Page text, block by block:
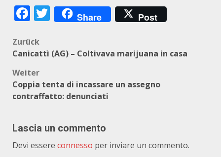
Facebook
Twitter
Share Post
Beitragsnavigation
Zurück
Canicattì (AG) – Coltivava marijuana in casa
Weiter
Coppia tenta di incassare un assegno
contraffatto: denunciati
Lascia un commento
Devi essere connesso per inviare un commento.